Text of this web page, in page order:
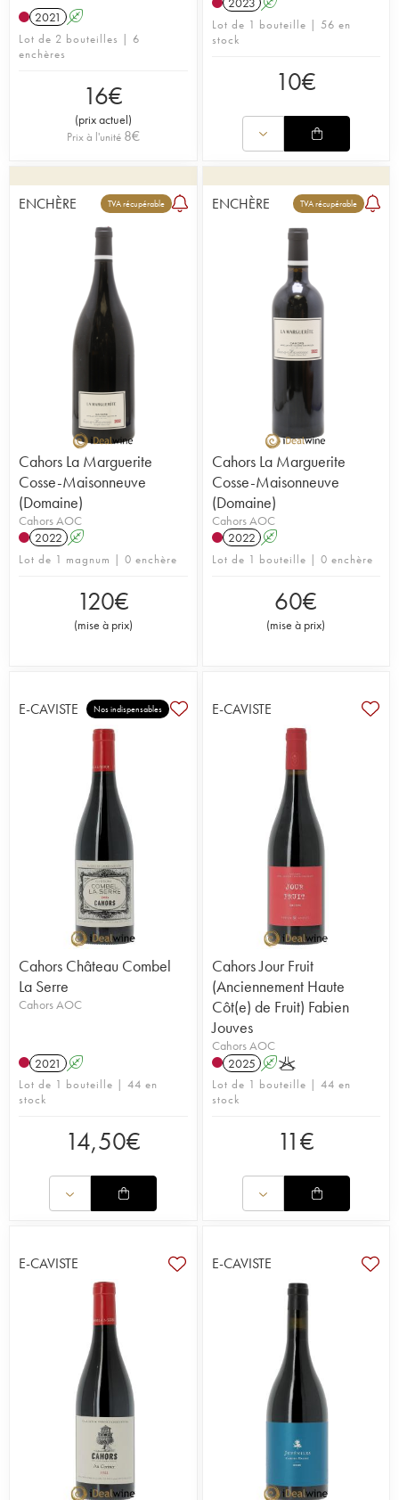
2021 A
Lot de 2 bouteilles | 6
enchères
16€
(prix actuel)
Prix à l'unité 8€
Lot de 1 bouteille | 56 en
stock
10€
ENCHÈRE TVA récupérable
Cahors La Marguerite
Cosse-Maisonneuve
(Domaine)
Cahors AOC
2022 A
Lot de 1 magnum | 0 enchère
120€
(mise à prix)
ENCHÈRE TVA récupérable
Cahors La Marguerite
Cosse-Maisonneuve
(Domaine)
Cahors AOC
2022 A
Lot de 1 bouteille | 0 enchère
60€
(mise à prix)
E-CAVISTE Nos indispensables
Cahors Château Combel
La Serre
Cahors AOC
2021 A
Lot de 1 bouteille | 44 en
stock
14,50€
E-CAVISTE
Cahors Jour Fruit
(Anciennement Haute
Côt(e) de Fruit) Fabien
Jouves
Cahors AOC
2025 AK
Lot de 1 bouteille | 44 en
stock
11€
E-CAVISTE E-CAVISTE